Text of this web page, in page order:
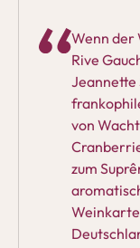
Wenn der
Rive
Jeannette
von
zum